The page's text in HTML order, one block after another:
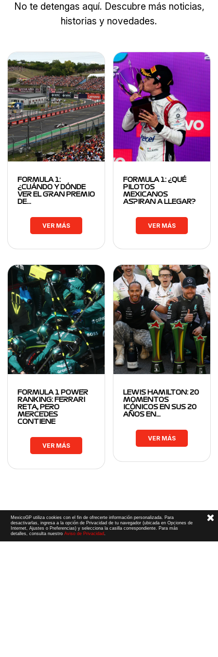
No te detengas aquí. Descubre más noticias,
historias y novedades.
FORMULA 1:
¿CUÁNDO Y DÓNDE
VER EL GRAN PREMIO
DE…
VER MÁS
FORMULA 1: ¿QUÉ
PILOTOS
MEXICANOS
ASPIRAN A LLEGAR?
VER MÁS
FORMULA 1 POWER
RANKING: FERRARI
RETA, PERO
MERCEDES
CONTIENE
VER MÁS
LEWIS HAMILTON: 20
MOMENTOS
ICÓNICOS EN SUS 20
AÑOS EN…
VER MÁS
MexicoGP utiliza cookies con el fin de ofrecerte información personalizada. Para
desactivarlas, ingresa a la opción de Privacidad de tu navegador (ubicada en Opciones de
Internet, Ajustes o Preferencias) y selecciona la casilla correspondiente. Para más
detalles, consulta nuestroAviso de Privacidad.